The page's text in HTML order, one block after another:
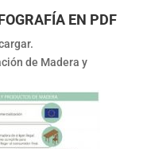
EN PDF
de Madera y